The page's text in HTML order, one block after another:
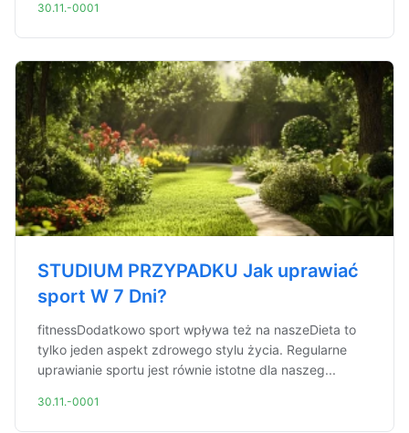
30.11.-0001
STUDIUM PRZYPADKU Jak uprawiać
sport W 7 Dni?
fitnessDodatkowo sport wpływa też na naszeDieta to
tylko jeden aspekt zdrowego stylu życia. Regularne
uprawianie sportu jest równie istotne dla naszeg...
30.11.-0001